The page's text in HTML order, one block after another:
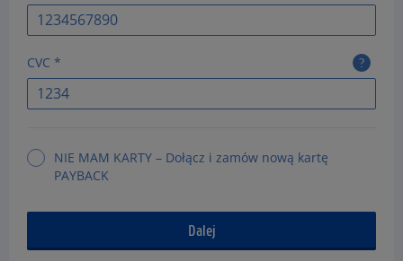
CVC *
NIE MAM KARTY – Dołącz i zamów nową kartę
PAYBACK
Dalej